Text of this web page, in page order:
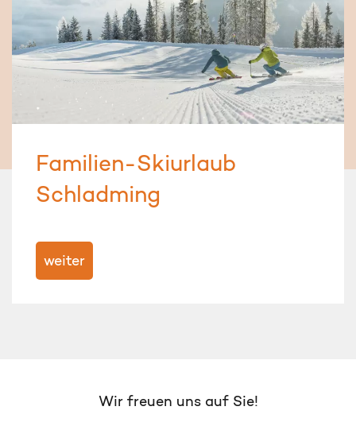
Familien-Skiurlaub
Schladming
weiter
Wir freuen uns auf Sie!